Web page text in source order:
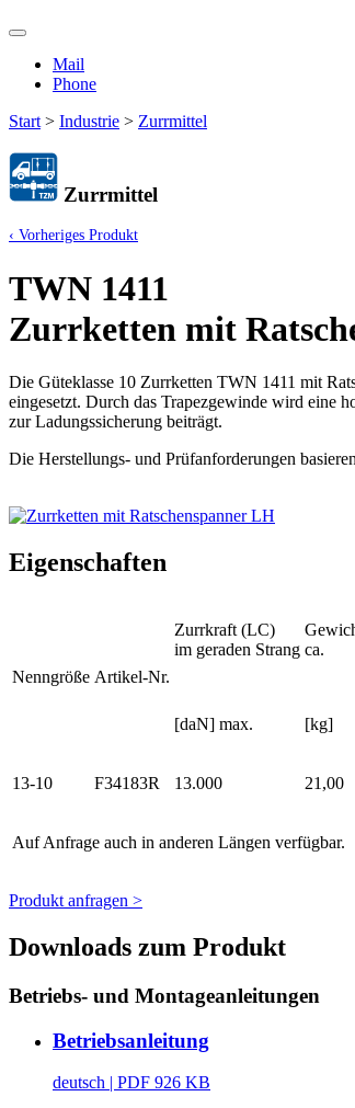
Mail
Phone
Start > Industrie > Zurrmittel
Zurrmittel
‹ Vorheriges Produkt
TWN 1411
Zurrketten mit
Die Güteklasse 10 Zurrketten TWN 1411 mit
eingesetzt. Durch das Trapezgewinde wird eine
zur Ladungssicherung beiträgt.
Die Herstellungs- und Prüfanforderungen
Eigenschaften
Nenngröße Artikel-Nr.
Zurrkraft (LC)
im geraden Strang
[daN] max.
ca.
[kg]
13-10 F34183R 13.000 21,00
Auf Anfrage auch in anderen Längen verfügbar.
Produkt anfragen >
Downloads zum Produkt
Betriebs- und Montageanleitungen
Betriebsanleitung
deutsch | PDF 926 KB